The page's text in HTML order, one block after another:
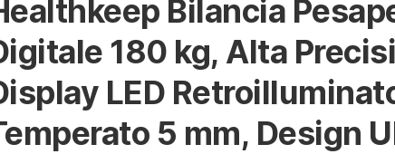
Bilancia
180 kg, Alta
LED
5 mm, Design